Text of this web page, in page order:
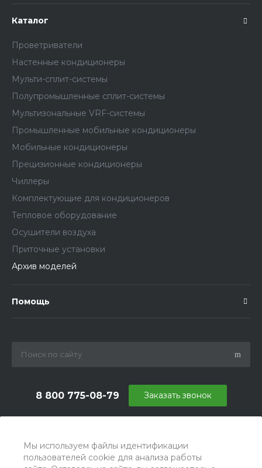
Мы используем файлы идентификации
пользователей cookie для анализа работы
Каталог
Проветриватели
Настенные кондиционеры
Мульти-сплит-системы
Полупромышленные сплит-системы
Мультизональные VRF-системы
Промышленные мобильные кондиционеры
Мобильные кондиционеры
Прецизионные кондиционеры
Чиллеры
Комплектующие для кондиционеров
Тепловое оборудование
Осушители воздуха
Приточные установки
Архив моделей
Помощь
8 800 775-08-79
г. Москва, БЦ Вятский, ул. Вятская д.70, офис 715
Заказать звонок